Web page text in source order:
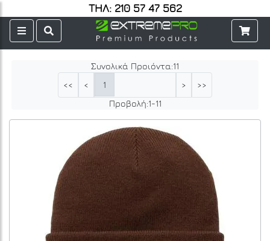
ΤΗΛ: 210 57 47 562
Συνολικά Προιόντα:11
<<
< 1 >
>>
Προβολή:1-11